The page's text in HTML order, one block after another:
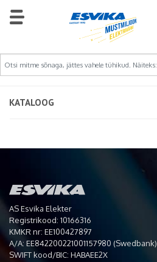
KATALOOG
AS Esvika Elekter
Registrikood: 10166316
KMKR nr: EE100427897
A/A: EE842200221001157980 (Swedbank)
SWIFT kood/BIC: HABAEE2X